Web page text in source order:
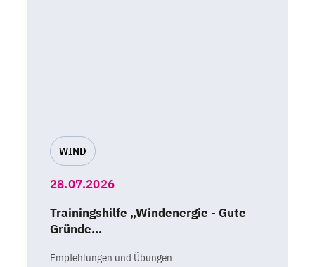
WIND
28.07.2026
Trainingshilfe „Windenergie - Gute
Gründe…
Empfehlungen und Übungen